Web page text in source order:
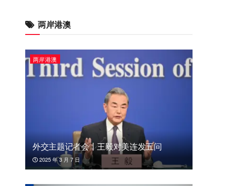
两岸港澳
两岸港澳
外交主题记者会丨王毅对美连发五问
2025 年 3 月 7 日